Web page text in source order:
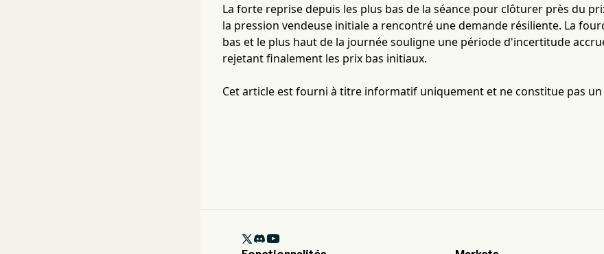
La forte reprise depuis les plus bas de la séance pour clôturer près du
la pression vendeuse initiale a rencontré une demande résiliente. La
bas et le plus haut de la journée souligne une période d'incertitude
rejetant finalement les prix bas initiaux.
Cet article est fourni à titre informatif uniquement et ne constitue pas
